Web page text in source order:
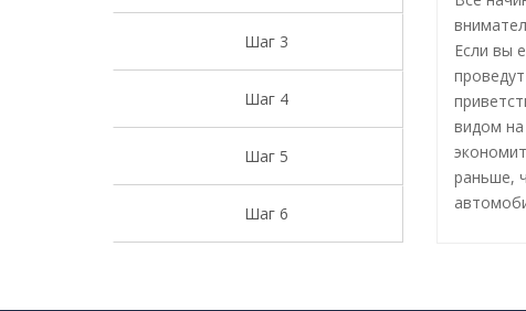
Шаг 3
Шаг 4
Шаг 5
Шаг 6
Если вы
видом на
раньше,